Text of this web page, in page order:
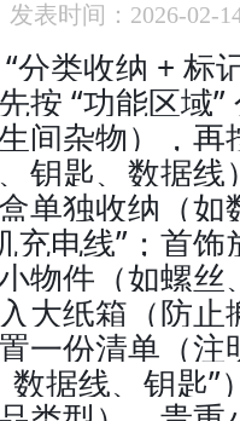
发表时间：2026-02-
分类收纳 + 标
按 “功能区域
间杂物），再
钥匙、数据
单独收纳（如
充电线”；首
物件（如螺丝
大纸箱（防
一份清单（注
数据线、钥匙”